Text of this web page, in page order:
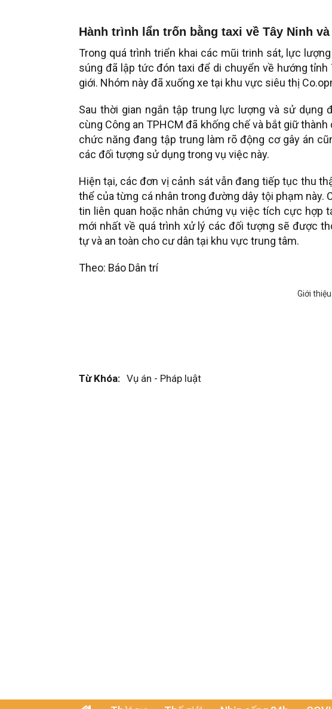
Hành trình lẩn trốn bằng taxi về Tây Ninh
Trong quá trình triển khai các mũi trinh sát, lực
súng đã lập tức đón taxi để di chuyển về hướng
giới. Nhóm này đã xuống xe tại khu vực siêu thị
Sau thời gian ngắn tập trung lực lượng và sử dụng
cùng Công an TPHCM đã khống chế và bắt giữ
chức năng đang tập trung làm rõ động cơ gây án
các đối tượng sử dụng trong vụ việc này.
Hiện tại, các đơn vị cảnh sát vẫn đang tiếp tục thu
thể của từng cá nhân trong đường dây tội phạm này.
tin liên quan hoặc nhân chứng vụ việc tích cực hợp
mới nhất về quá trình xử lý các đối tượng sẽ được
tự và an toàn cho cư dân tại khu vực trung tâm.
Theo: Báo Dân trí
Từ Khóa: Vụ án - Pháp luật